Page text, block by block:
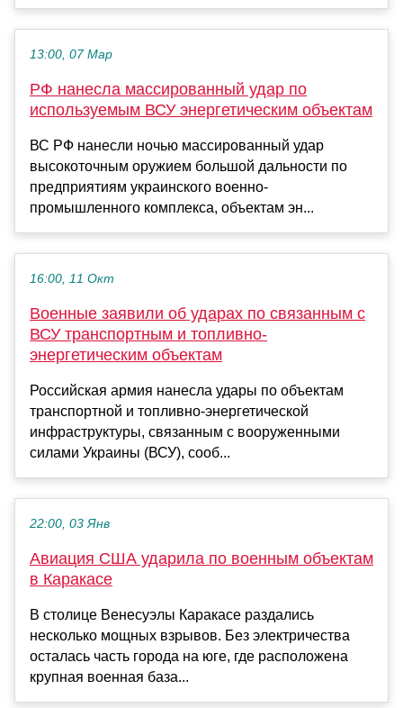
13:00, 07 Мар
РФ нанесла массированный удар по
используемым ВСУ энергетическим объектам
ВС РФ нанесли ночью массированный удар
высокоточным оружием большой дальности по
предприятиям украинского военно-
промышленного комплекса, объектам эн...
16:00, 11 Окт
Военные заявили об ударах по связанным с
ВСУ транспортным и топливно-
энергетическим объектам
Российская армия нанесла удары по объектам
транспортной и топливно-энергетической
инфраструктуры, связанным с вооруженными
силами Украины (ВСУ), сооб...
22:00, 03 Янв
Авиация США ударила по военным объектам
в Каракасе
В столице Венесуэлы Каракасе раздались
несколько мощных взрывов. Без электричества
осталась часть города на юге, где расположена
крупная военная база...